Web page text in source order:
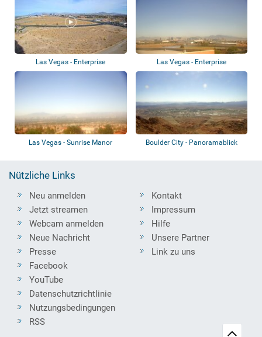
Las Vegas - Enterprise Las Vegas - Enterprise
Las Vegas - Sunrise Manor Boulder City - Panoramablick
Nützliche Links
Neu anmelden
Jetzt streamen
Webcam anmelden
Neue Nachricht
Presse
Kontakt
Impressum
Hilfe
Unsere Partner
Link zu uns
Facebook
YouTube
Datenschutzrichtlinie
Nutzungsbedingungen
RSS